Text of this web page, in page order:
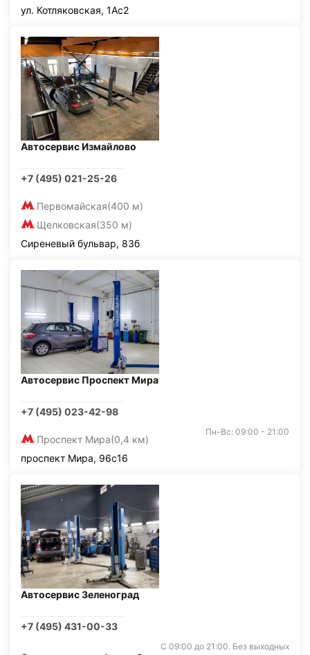
ул. Котляковская, 1Ас2
Автосервис Измайлово
+7 (495) 021-25-26
Первомайская(400 м)
Щелковская(350 м)
Сиреневый бульвар, 83б
Автосервис Проспект Мира
+7 (495) 023-42-98
Проспект Мира(0,4 км)
Пн-Вс: 09:00 - 21:00
проспект Мира, 96с16
Автосервис Зеленоград
+7 (495) 431-00-33
С 09:00 до 21:00. Без выходных